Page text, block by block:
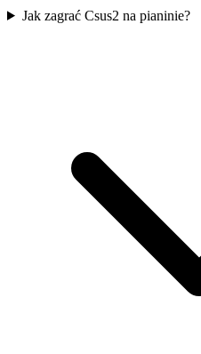
Jak zagrać Csus2 na pianinie?